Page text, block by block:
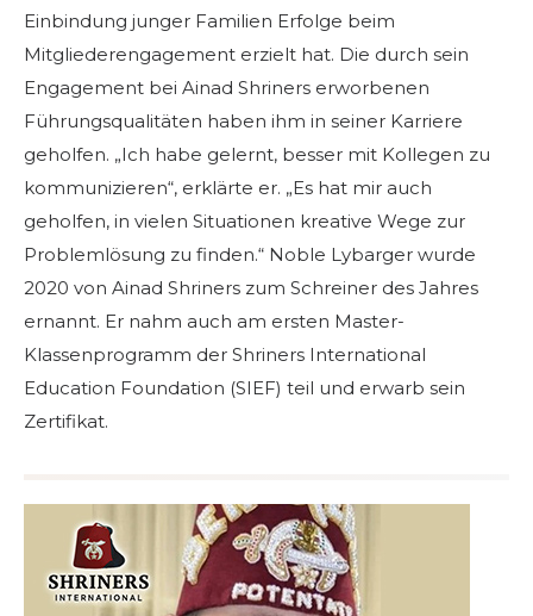
Einbindung junger Familien Erfolge beim
Mitgliederengagement erzielt hat. Die durch sein
Engagement bei Ainad Shriners erworbenen
Führungsqualitäten haben ihm in seiner Karriere
geholfen. „Ich habe gelernt, besser mit Kollegen zu
kommunizieren“, erklärte er. „Es hat mir auch
geholfen, in vielen Situationen kreative Wege zur
Problemlösung zu finden.“ Noble Lybarger wurde
2020 von Ainad Shriners zum Schreiner des Jahres
ernannt. Er nahm auch am ersten Master-
Klassenprogramm der Shriners International
Education Foundation (SIEF) teil und erwarb sein
Zertifikat.